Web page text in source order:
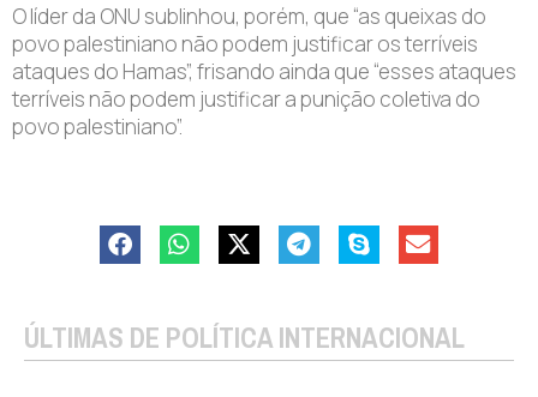
O líder da ONU sublinhou, porém, que “as queixas do
povo palestiniano não podem justificar os terríveis
ataques do Hamas”, frisando ainda que “esses ataques
terríveis não podem justificar a punição coletiva do
povo palestiniano”.
ÚLTIMAS DE POLÍTICA INTERNACIONAL